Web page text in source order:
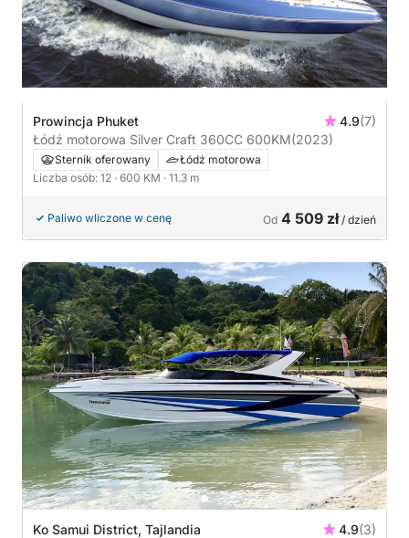
Prowincja Phuket 4.9(7)
Łódź motorowa Silver Craft 360CC 600KM(2023)
Sternik oferowany
Łódź motorowa
Liczba osób: 12 · 600 KM · 11.3 m
Paliwo wliczone w cenę Od 4 509 zł/ dzień
Ko Samui District, Tajlandia 4.9(3)